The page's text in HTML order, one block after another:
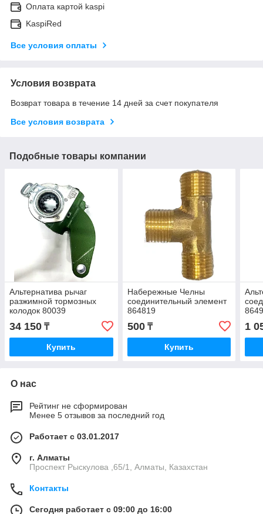
Оплата картой kaspi
KaspiRed
Все условия оплаты
Условия возврата
Возврат товара в течение 14 дней за счет покупателя
Все условия возврата
Подобные товары компании
Альтернатива рычаг
разжимной тормозных
колодок 80039
34 150 ₸
Купить
Набережные Челны
соединительный элемент
864819
500₸
Купить
1
О нас
Рейтинг не сформирован
Менее 5 отзывов за последний год
Работает с 03.01.2017
г. Алматы
Проспект Рыскулова ,65/1, Алматы, Казахстан
Контакты
Сегодня работает с 09:00 до 16:00